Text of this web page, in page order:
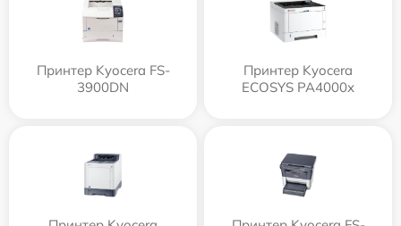
Принтер Kyocera FS-
3900DN
Принтер Kyocera
ECOSYS PA4000x